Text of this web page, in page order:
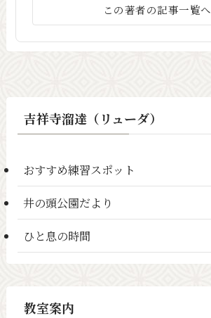
この著者の記事一覧へ
吉祥寺溜達（リューダ）
おすすめ練習スポット
井の頭公園だより
ひと息の時間
教室案内